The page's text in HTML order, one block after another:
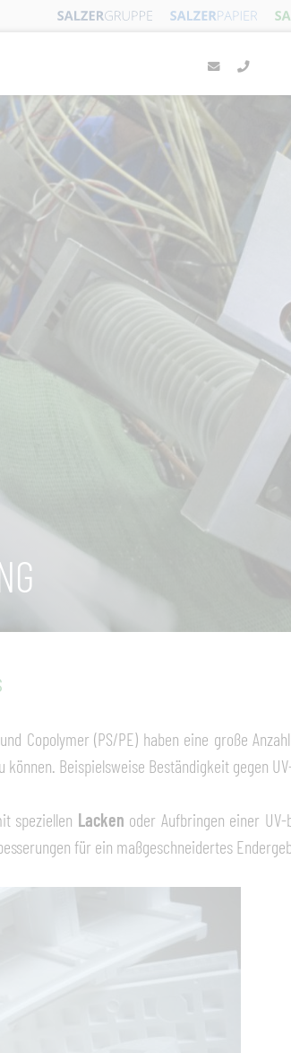
Copolymer (PS/PE) haben eine große
Beispielsweise Beständigkeit gegen
speziellen Lacken oder Aufbringen einer UV-
für ein maßgeschneidertes